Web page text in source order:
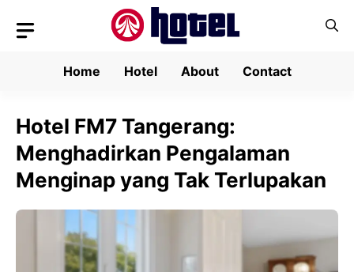
Home
Hotel About Contact
Hotel FM7 Tangerang:
Menghadirkan Pengalaman
Menginap yang Tak Terlupakan